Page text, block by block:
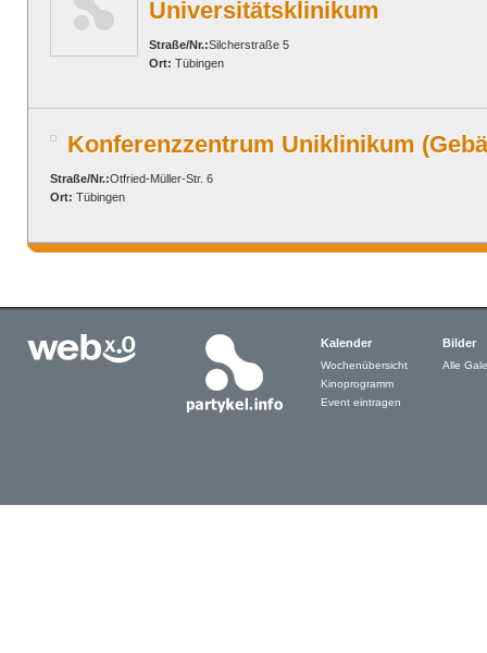
Universitätsklinikum
Straße/Nr.:Silcherstraße 5
Ort: Tübingen
Konferenzzentrum Uniklinikum
Straße/Nr.:Otfried-Müller-Str. 6
Ort: Tübingen
Kalender
Wochenübersicht
Kinoprogramm
Event eintragen
Bilder
Alle